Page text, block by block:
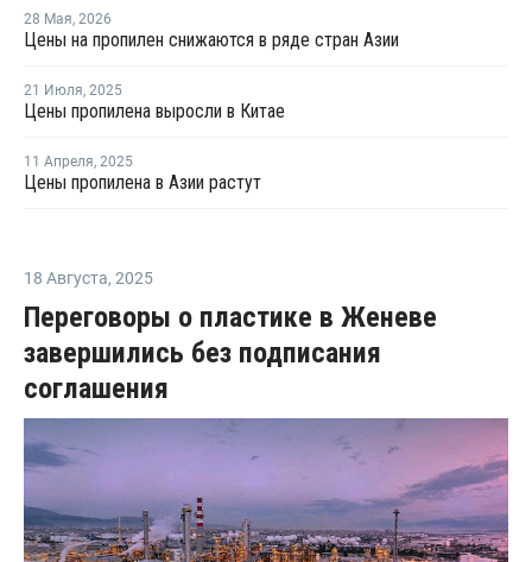
28 Мая, 2026
Цены на пропилен снижаются в ряде стран Азии
21 Июля, 2025
Цены пропилена выросли в Китае
11 Апреля, 2025
Цены пропилена в Азии растут
18 Августа, 2025
Переговоры о пластике в Женеве
завершились без подписания
соглашения